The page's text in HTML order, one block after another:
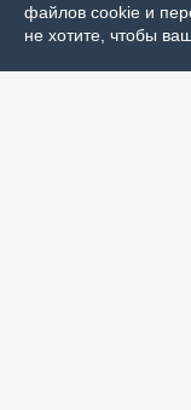
файлов cookie и
не хотите, чтобы